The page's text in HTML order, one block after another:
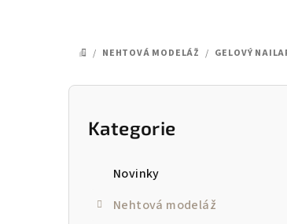
DOMŮ
/ NEHTOVÁ MODELÁŽ / GELOVÝ
P
Přeskočit
kategorie
Kategorie
Novinky
Nehtová modeláž